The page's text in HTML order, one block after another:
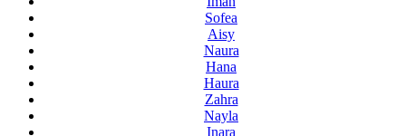
Sofea
Aisy
Naura
Hana
Haura
Zahra
Nayla
Inara